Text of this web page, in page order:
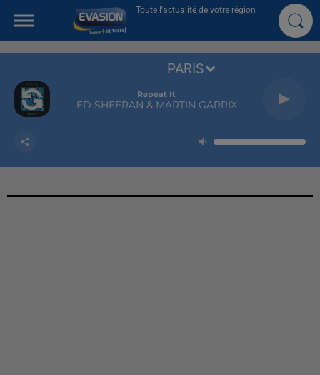
Toute l'actualité de votre région
Repeat It
ED SHEERAN & MARTIN GARRIX
PARIS